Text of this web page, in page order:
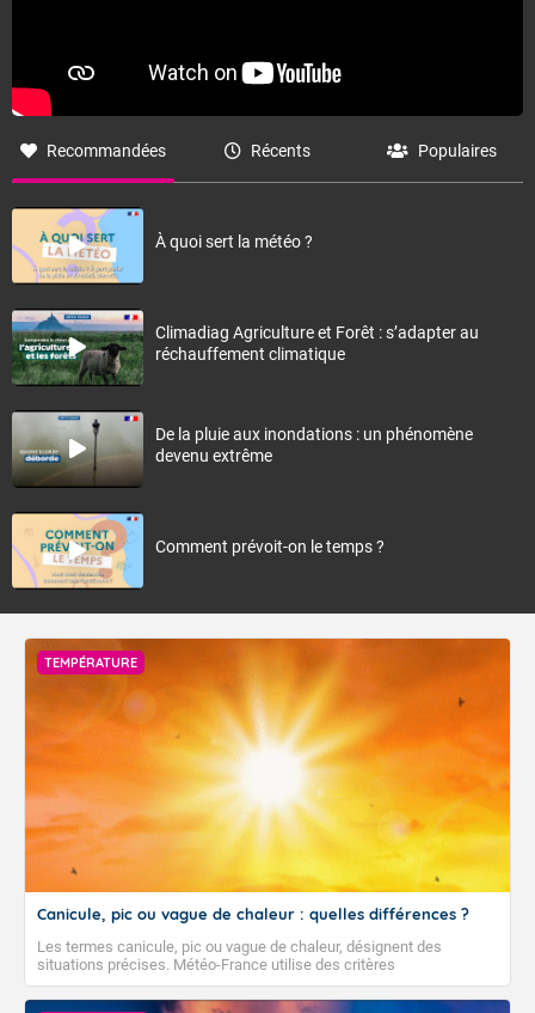
Recommandées Récents Populaires
À quoi sert la météo ?
Climadiag Agriculture et Forêt : s’adapter au
réchauffement climatique
De la pluie aux inondations : un phénomène
devenu extrême
Comment prévoit-on le temps ?
TEMPÉRATURE
Canicule, pic ou vague de chaleur : quelles différences ?
Les termes canicule, pic ou vague de chaleur, désignent des
situations précises. Météo-France utilise des critères
climatologiques pour évaluer et qualifier les épisodes de chaleur qui
peuvent avoir des impacts sanitaires et socio-économiques